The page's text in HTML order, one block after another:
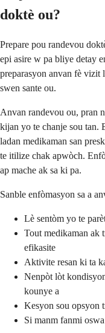
doktè ou?
Prepare pou randevou
epi asire w pa bliye detay
preparasyon anvan fè
swen sante ou.
Anvan randevou ou, pran
kijan yo te chanje sou tan.
ladan medikaman san
te itilize chak apwòch.
ap mache ak sa ki pa.
Sanble enfòmasyon sa a
Lè sentòm yo te
Tout medikaman ak
efikasite
Aktivite resan ki ta
Nenpòt lòt
kounye a
Kesyon sou opsyon
Si manm fanmi